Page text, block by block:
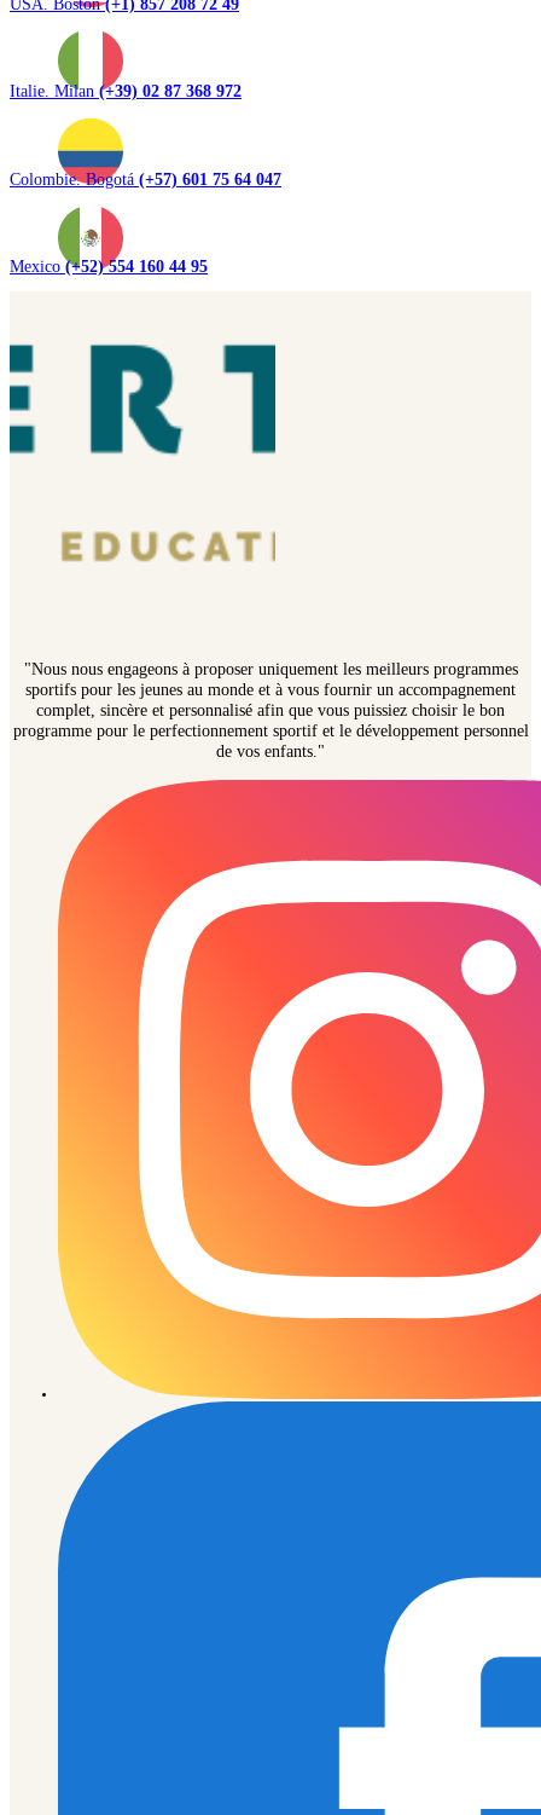
Italie. Milan (+39) 02 87 368 972
Colombie. Bogotá (+57) 601 75 64 047
Mexico (+52) 554 160 44 95
"Nous nous engageons à proposer uniquement les meilleurs programmes
sportifs pour les jeunes au monde et à vous fournir un accompagnement
complet, sincère et personnalisé afin que vous puissiez choisir le bon
programme pour le perfectionnement sportif et le développement personnel
de vos enfants."